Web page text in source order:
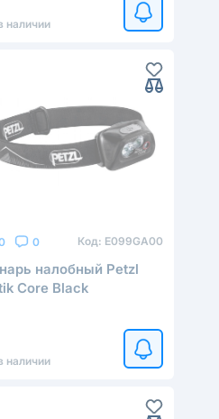
наличии
0 Код: E099GA00
налобный Petzl
Core Black
наличии